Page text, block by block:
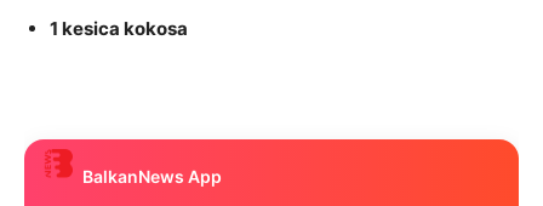
1 kesica kokosa
BalkanNews App